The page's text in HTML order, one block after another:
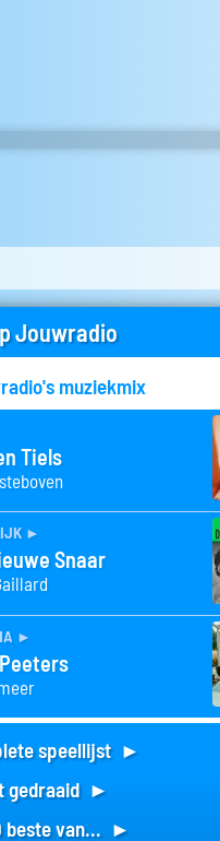
Jouwradio
muziekmix
Tiels
►
Snaar
►
speellijst ►
gedraaid ►
beste van... ►